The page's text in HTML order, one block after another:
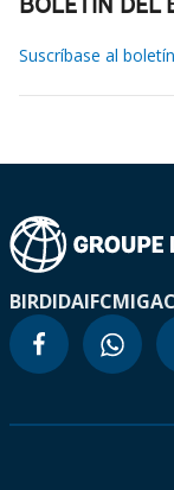
BOLETÍN DEL
Suscríbase al
BIRDIDAIFCMIGA